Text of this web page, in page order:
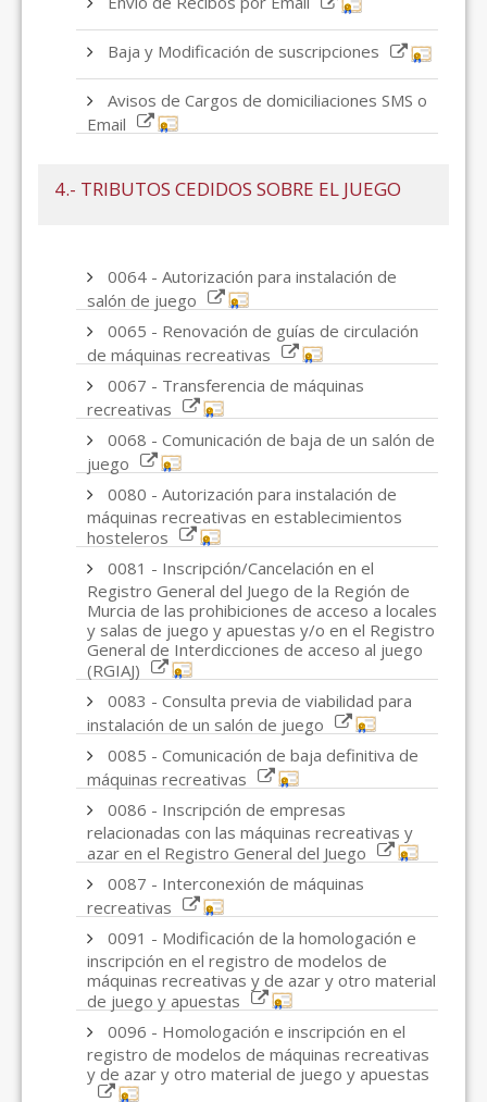
Baja y Modificación de suscripciones
Avisos de Cargos de domiciliaciones SMS o
Email
4.- TRIBUTOS CEDIDOS SOBRE EL JUEGO
0064 - Autorización para instalación de
salón de juego
0065 - Renovación de guías de circulación
de máquinas recreativas
0067 - Transferencia de máquinas
recreativas
0068 - Comunicación de baja de un salón de
juego
0080 - Autorización para instalación de
máquinas recreativas en establecimientos
hosteleros
0081 - Inscripción/Cancelación en el
Registro General del Juego de la Región de
Murcia de las prohibiciones de acceso a locales
y salas de juego y apuestas y/o en el Registro
General de Interdicciones de acceso al juego
(RGIAJ)
0083 - Consulta previa de viabilidad para
instalación de un salón de juego
0085 - Comunicación de baja definitiva de
máquinas recreativas
0086 - Inscripción de empresas
relacionadas con las máquinas recreativas y
azar en el Registro General del Juego
0087 - Interconexión de máquinas
recreativas
0091 - Modificación de la homologación e
inscripción en el registro de modelos de
máquinas recreativas y de azar y otro material
de juego y apuestas
0096 - Homologación e inscripción en el
registro de modelos de máquinas recreativas
y de azar y otro material de juego y apuestas